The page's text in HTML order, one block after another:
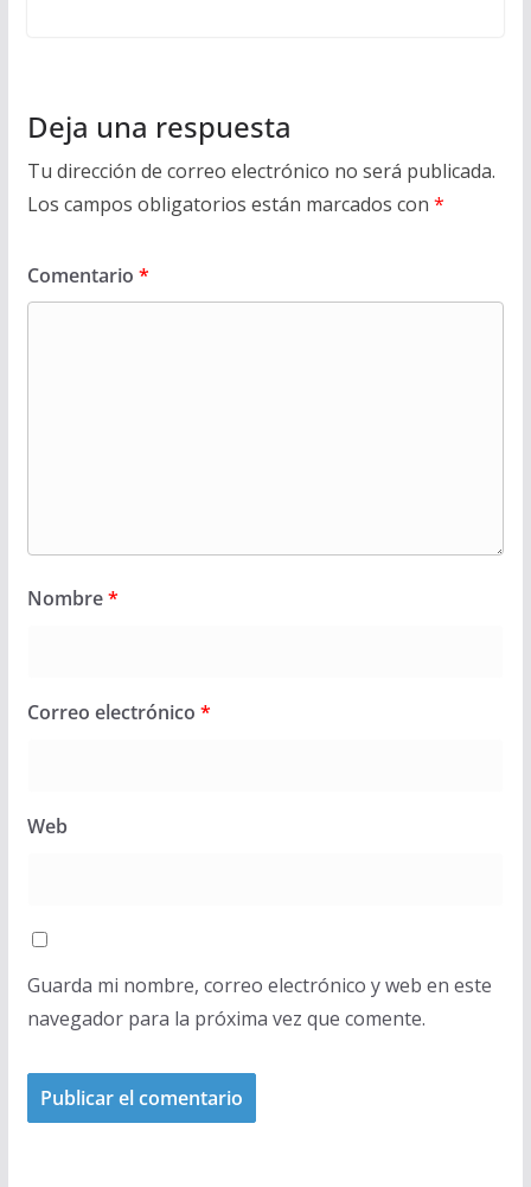
Deja una respuesta
Tu dirección de correo electrónico no será publicada.
Los campos obligatorios están marcados con *
Comentario *
Nombre*
Correo electrónico *
Web
Guarda mi nombre, correo electrónico y web en este
navegador para la próxima vez que comente.